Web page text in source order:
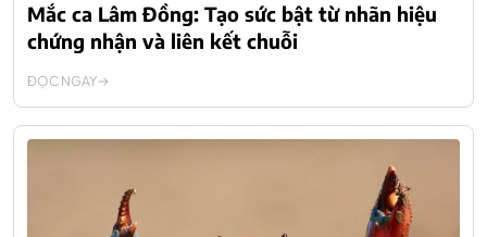
Mắc ca Lâm Đồng: Tạo sức bật từ nhãn hiệu
chứng nhận và liên kết chuỗi
ĐỌC NGAY